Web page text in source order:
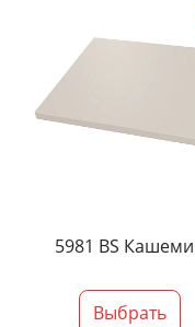
5981 BS
Выбрать